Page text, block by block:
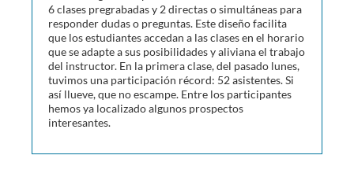
6 clases pregrabadas y 2 directas o simultáneas para
responder dudas o preguntas. Este diseño facilita
que los estudiantes accedan a las clases en el horario
que se adapte a sus posibilidades y aliviana el trabajo
del instructor. En la primera clase, del pasado lunes,
tuvimos una participación récord: 52 asistentes. Si
así llueve, que no escampe. Entre los participantes
hemos ya localizado algunos prospectos
interesantes.